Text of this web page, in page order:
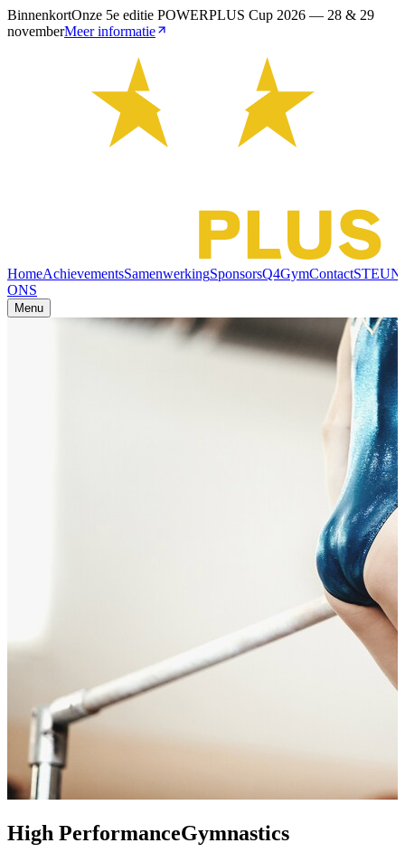
BinnenkortOnze 5e editie POWERPLUS Cup 2026 — 28 & 29
novemberMeer informatie
HomeAchievementsSamenwerkingSponsorsQ4GymContactSTEUN
ONS
Menu
High PerformanceGymnastics